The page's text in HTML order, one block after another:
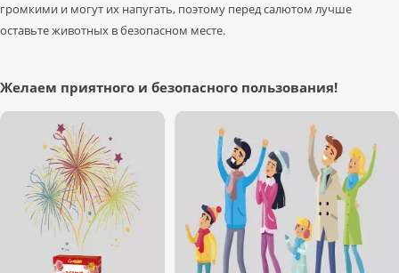
громкими и могут их напугать, поэтому перед салютом лучше
оставьте животных в безопасном месте.
Желаем приятного и безопасного пользования!